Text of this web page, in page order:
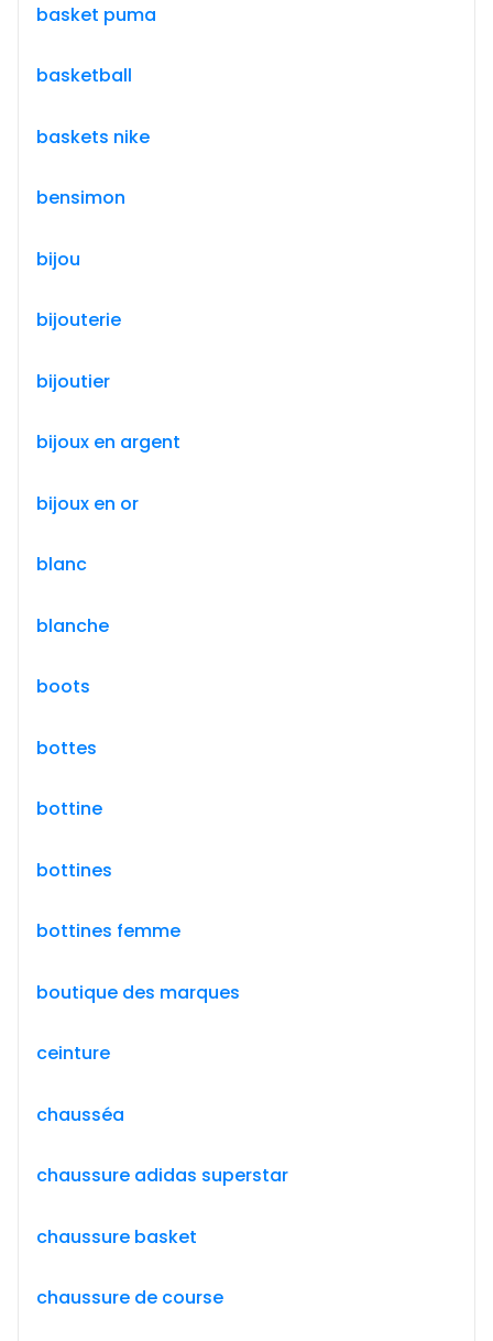
basket puma
basketball
baskets nike
bensimon
bijou
bijouterie
bijoutier
bijoux en argent
bijoux en or
blanc
blanche
boots
bottes
bottine
bottines
bottines femme
boutique des marques
ceinture
chausséa
chaussure adidas superstar
chaussure basket
chaussure de course